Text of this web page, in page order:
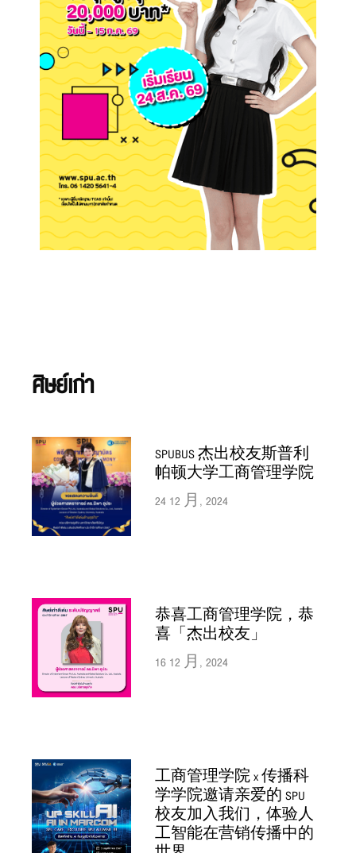
ศิษย์เก่า
SPUBUS 杰出校友斯普利
帕顿大学工商管理学院
24 12 月, 2024
恭喜工商管理学院，恭
喜「杰出校友」
16 12 月, 2024
工商管理学院 x 传播科
学学院邀请亲爱的 SPU
校友加入我们，体验人
工智能在营销传播中的